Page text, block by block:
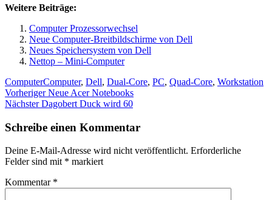
Weitere Beiträge:
Computer Prozessorwechsel
Neue Computer-Breitbildschirme von Dell
Neues Speichersystem von Dell
Nettop – Mini-Computer
Kategorien
ComputerSchlagwörter
Computer, Dell, Dual-Core, PC, Quad-Core, Workstation
Beitragsnavigation
VorherigerVorheriger
Beitrag:
Neue Acer Notebooks
NächsterNächster
Dagobert Duck wird 60
Schreibe einen Kommentar
Deine E-Mail-Adresse wird nicht veröffentlicht. Erforderliche
Felder sind mit * markiert
Kommentar *